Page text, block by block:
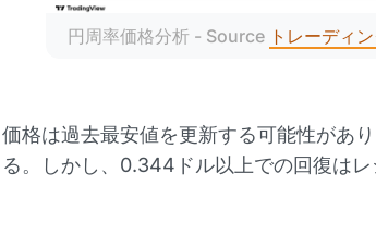
円周率価格分析 - Source トレーディ
価格は過去最安値を更新する可能性があ
る。しかし、0.344ドル以上での回復はレ